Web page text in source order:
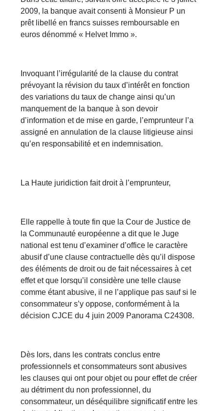
2009, la banque avait consenti à Monsieur P un
prêt libellé en francs suisses remboursable en
euros dénommé « Helvet Immo ».
Invoquant l’irrégularité de la clause du contrat
prévoyant la révision du taux d’intérêt en fonction
des variations du taux de change ainsi qu’un
manquement de la banque à son devoir
d’information et de mise en garde, l’emprunteur l’a
assigné en annulation de la clause litigieuse ainsi
qu’en responsabilité et en indemnisation.
La Haute juridiction fait droit à l’emprunteur,
Elle rappelle à toute fin que la Cour de Justice de
la Communauté européenne a dit que le Juge
national est tenu d’examiner d’office le caractère
abusif d’une clause contractuelle dès qu’il dispose
des éléments de droit ou de fait nécessaires à cet
effet et que lorsqu’il considère une telle clause
comme étant abusive, il ne l’applique pas sauf si le
consommateur s’y oppose, conformément à la
décision CJCE du 4 juin 2009 Panorama C24308.
Dès lors, dans les contrats conclus entre
professionnels et consommateurs sont abusives
les clauses qui ont pour objet ou pour effet de créer
au détriment du non professionnel, du
consommateur, un déséquilibre significatif entre les